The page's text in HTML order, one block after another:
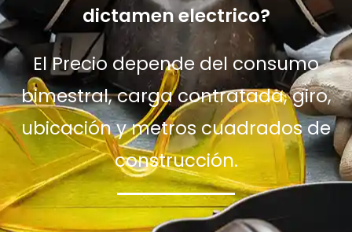
dictamen electrico?
El Precio depende del consumo
bimestral, carga contratada, giro,
ubicación y metros cuadrados de
construcción.